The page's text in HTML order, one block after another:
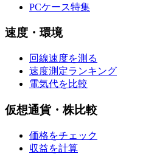
PCケース特集
速度・環境
回線速度を測る
速度測定ランキング
電気代を比較
仮想通貨・株比較
価格をチェック
収益を計算